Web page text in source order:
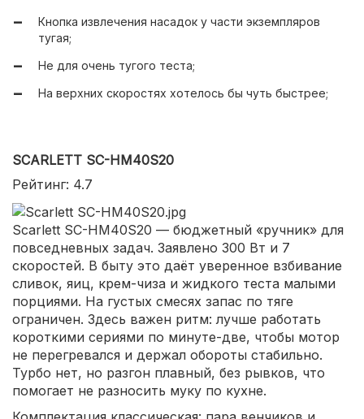
Кнопка извлечения насадок у части экземпляров
тугая;
Не для очень тугого теста;
На верхних скоростях хотелось бы чуть быстрее;
SCARLETT SC-HM40S20
Рейтинг: 4.7
Scarlett SC-HM40S20 — бюджетный «ручник» для
повседневных задач. Заявлено 300 Вт и 7
скоростей. В быту это даёт уверенное взбивание
сливок, яиц, крем-чиза и жидкого теста малыми
порциями. На густых смесях запас по тяге
ограничен. Здесь важен ритм: лучше работать
короткими сериями по минуте-две, чтобы мотор
не перегревался и держал обороты стабильно.
Турбо нет, но разгон плавный, без рывков, что
помогает не разносить муку по кухне.